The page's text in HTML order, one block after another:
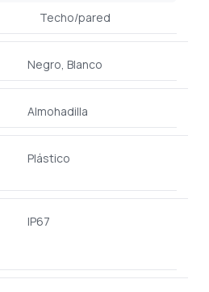
Techo/pared
Negro, Blanco
Almohadilla
Plástico
IP67